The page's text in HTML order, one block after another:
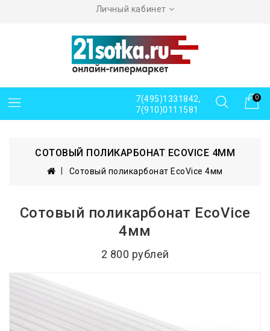
Личный кабинет
0
7(495)1331842,
7(910)0111581
СОТОВЫЙ ПОЛИКАРБОНАТ ECOVICE 4ММ
Сотовый поликарбонат EcoVice 4мм
Сотовый поликарбонат EcoVice
4мм
2 800 рублей